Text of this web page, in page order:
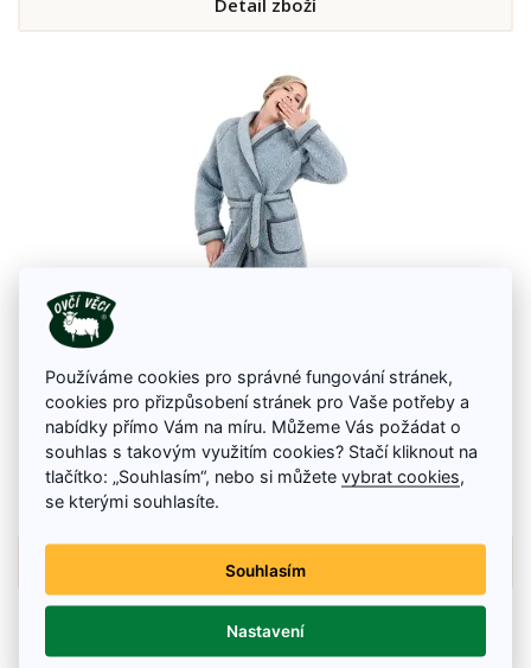
Župan z ovčí vlny Modrý
Nechte se hýčkat naším elegantním županem z ovčí vlny Merino v krásné
modré barvě, který Vám zaručí teplo a pohodlí.
2 950 Kč
Detail zboží
Používáme cookies pro správné fungování stránek,
cookies pro přizpůsobení stránek pro Vaše potřeby a
nabídky přímo Vám na míru. Můžeme Vás požádat o
souhlas s takovým využitím cookies? Stačí kliknout na
tlačítko: „Souhlasím“, nebo si můžetevybrat cookies,
se kterými souhlasíte.
Souhlasím
Nastavení